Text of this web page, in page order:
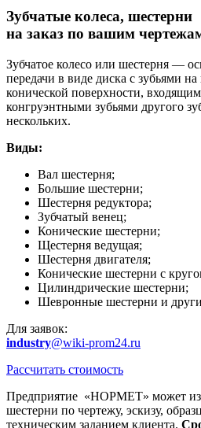
Зубчатые колеса, шестерни
на заказ по вашим
Зубчатое колесо или шестерня —
передачи в виде диска с зубьями
конической поверхности,
конгруэнтными зубьями другого
нескольких.
Виды:
Вал шестерня;
Большие шестерни;
Шестерня редуктора;
Зубчатый венец;
Конические шестерни;
Щестерня ведущая;
Шестерня двигателя;
Конические шестерни с
Цилиндрические шестерни;
Шевронные шестерни и
Для заявок:
industry@wiki-prom24.ru
Рассчитать стоимость
Предприятие «НОРМЕТ» может
шестерни по чертежу, эскизу,
техническим заданием клиента.